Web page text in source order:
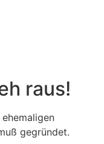
raus!
gegründet.